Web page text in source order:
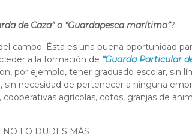
de Caza” o “Guardapesca marítimo”?
campo. Ésta es una buena oportunidad
a la formación de “Guarda Particular
por ejemplo, tener graduado escolar, sin
necesidad de pertenecer a ninguna
agrícolas, cotos, granjas de
NO LO DUDES MÁS